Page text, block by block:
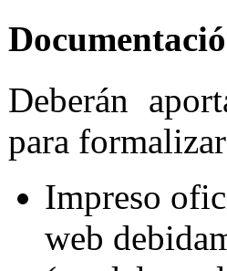
Deberán
para
Impreso
web